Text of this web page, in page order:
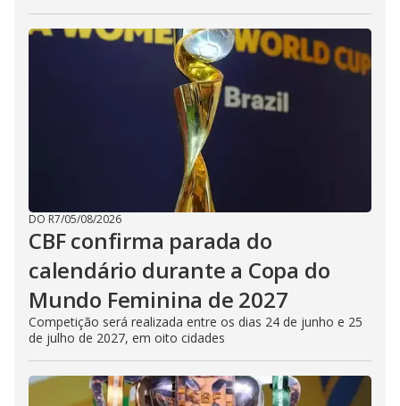
DO R7/05/08/2026
CBF confirma parada do
calendário durante a Copa do
Mundo Feminina de 2027
Competição será realizada entre os dias 24 de junho e 25
de julho de 2027, em oito cidades